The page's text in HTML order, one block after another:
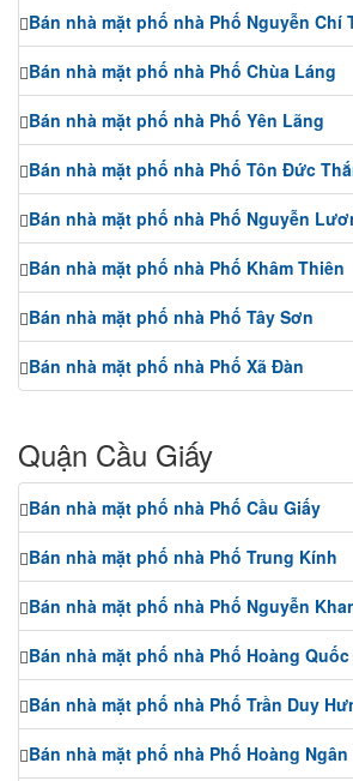
Bán nhà mặt phố nhà Phố Nguyễn Chí
Bán nhà mặt phố nhà Phố Chùa Láng
Bán nhà mặt phố nhà Phố Yên Lãng
Bán nhà mặt phố nhà Phố Tôn Đức
Bán nhà mặt phố nhà Phố Nguyễn
Bán nhà mặt phố nhà Phố Khâm Thiên
Bán nhà mặt phố nhà Phố Tây Sơn
Bán nhà mặt phố nhà Phố Xã Đàn
Quận Cầu Giấy
Bán nhà mặt phố nhà Phố Cầu Giấy
Bán nhà mặt phố nhà Phố Trung Kính
Bán nhà mặt phố nhà Phố Nguyễn
Bán nhà mặt phố nhà Phố Hoàng
Bán nhà mặt phố nhà Phố Trần Duy
Bán nhà mặt phố nhà Phố Hoàng Ngân